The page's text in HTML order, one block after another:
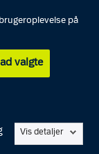
på
valgte
Vis detaljer
klogere på fx
og